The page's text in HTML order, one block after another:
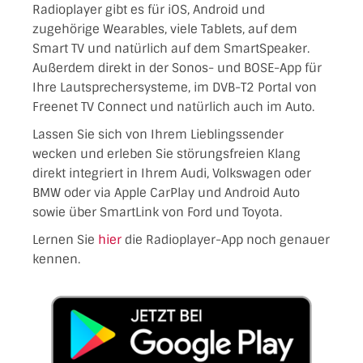
Radioplayer gibt es für iOS, Android und
zugehörige Wearables, viele Tablets, auf dem
Smart TV und natürlich auf dem SmartSpeaker.
Außerdem direkt in der Sonos- und BOSE-App für
Ihre Lautsprechersysteme, im DVB-T2 Portal von
Freenet TV Connect und natürlich auch im Auto.
Lassen Sie sich von Ihrem Lieblingssender
wecken und erleben Sie störungsfreien Klang
direkt integriert in Ihrem Audi, Volkswagen oder
BMW oder via Apple CarPlay und Android Auto
sowie über SmartLink von Ford und Toyota.
Lernen Sie hier die Radioplayer-App noch genauer
kennen.